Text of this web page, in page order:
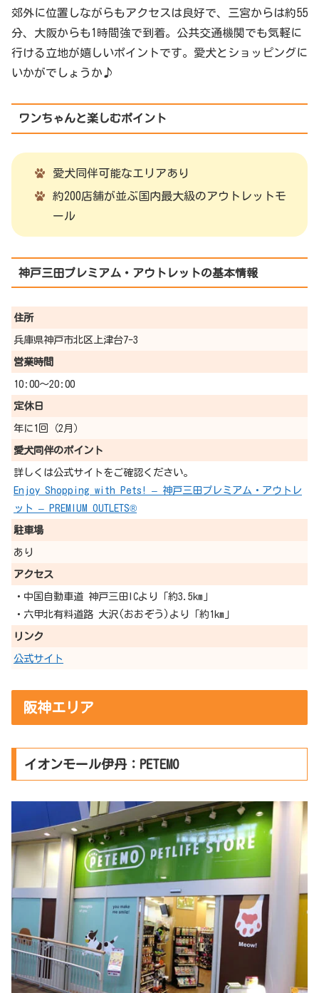
郊外に位置しながらもアクセスは良好で、三宮からは約55
分、大阪からも1時間強で到着。公共交通機関でも気軽に
行ける立地が嬉しいポイントです。愛犬とショッピングに
いかがでしょうか♪
ワンちゃんと楽しむポイント
愛犬同伴可能なエリアあり
約200店舗が並ぶ国内最大級のアウトレットモ
ール
神戸三田プレミアム・アウトレットの基本情報
住所
兵庫県神戸市北区上津台7-3
営業時間
10:00～20:00
定休日
年に1回（2月）
愛犬同伴のポイント
詳しくは公式サイトをご確認ください。
Enjoy Shopping with Pets! – 神戸三田プレミアム・アウトレ
ット – PREMIUM OUTLETS®
駐車場
あり
アクセス
・中国自動車道 神戸三田ICより「約3.5km」
・六甲北有料道路 大沢(おおぞう)より「約1km」
リンク
公式サイト
阪神エリア
イオンモール伊丹：PETEMO